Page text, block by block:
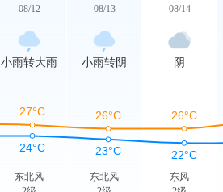
08/12
小雨转大雨
东北风
08/13
小雨转阴
东北风
08/14
阴
东风